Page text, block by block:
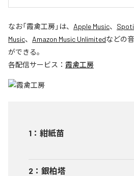
なお「霞禽工房」は、 Apple Music、
Music、 Amazon Music Unlimitedなどの
ができる。
各配信サービス： 霞禽工房
1 ： 紺紙苗
2 ： 銀柏塔